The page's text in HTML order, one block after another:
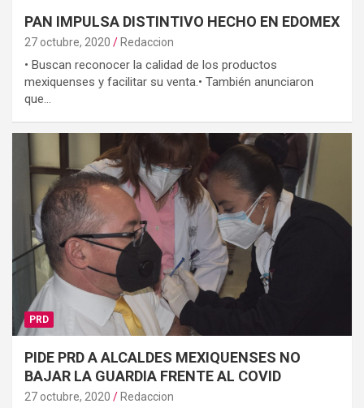
PAN IMPULSA DISTINTIVO HECHO EN EDOMEX
27 octubre, 2020 Redaccion
• Buscan reconocer la calidad de los productos
mexiquenses y facilitar su venta.• También anunciaron
que…
PRD
PIDE PRD A ALCALDES MEXIQUENSES NO
BAJAR LA GUARDIA FRENTE AL COVID
27 octubre, 2020 Redaccion